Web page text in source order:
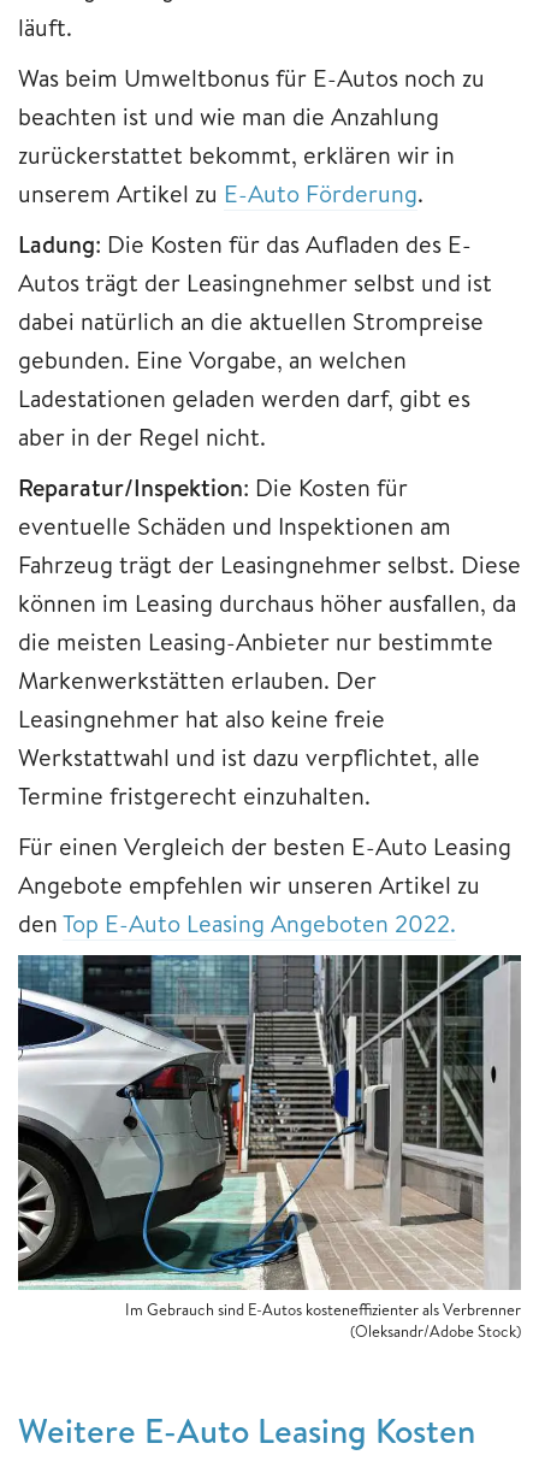
läuft.
Was beim Umweltbonus für E-Autos noch zu
beachten ist und wie man die Anzahlung
zurückerstattet bekommt, erklären wir in
unserem Artikel zu E-Auto Förderung.
Ladung: Die Kosten für das Aufladen des E-
Autos trägt der Leasingnehmer selbst und ist
dabei natürlich an die aktuellen Strompreise
gebunden. Eine Vorgabe, an welchen
Ladestationen geladen werden darf, gibt es
aber in der Regel nicht.
Reparatur/Inspektion: Die Kosten für
eventuelle Schäden und Inspektionen am
Fahrzeug trägt der Leasingnehmer selbst. Diese
können im Leasing durchaus höher ausfallen, da
die meisten Leasing-Anbieter nur bestimmte
Markenwerkstätten erlauben. Der
Leasingnehmer hat also keine freie
Werkstattwahl und ist dazu verpflichtet, alle
Termine fristgerecht einzuhalten.
Für einen Vergleich der besten E-Auto Leasing
Angebote empfehlen wir unseren Artikel zu
denTop E-Auto Leasing Angeboten 2022.
Im Gebrauch sind E-Autos kosteneffizienter als Verbrenner
(Oleksandr/Adobe Stock)
Weitere E-Auto Leasing Kosten